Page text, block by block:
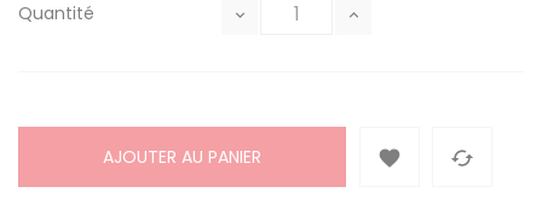
Quantité
AJOUTER AU PANIER  